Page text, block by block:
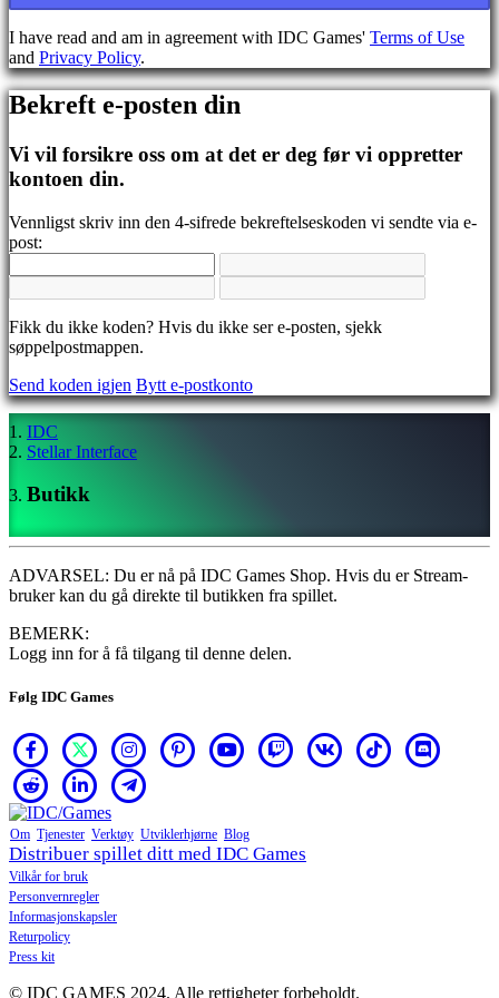
BS
CS
DA
DE
EL
EN
FI
FR
HR
JA
KO
PT
RO
SR
SV
TH
TR
VI
Spillet
Spillet
Spill
Arrangementer
spillet
Media
Guide
Forum
I have read and am in agreement with IDC Games' Terms of Use
and Privacy Policy.
Bekreft e-posten din
Vi vil forsikre oss om at det er deg før vi oppretter
kontoen din.
Vennligst skriv inn den 4-sifrede bekreftelseskoden vi sendte via e-
post:
Fikk du ikke koden? Hvis du ikke ser e-posten, sjekk
søppelpostmappen.
Send koden igjen Bytt e-postkonto
IDC
Stellar Interface
Butikk
ADVARSEL: Du er nå på IDC Games Shop. Hvis du er Stream-
bruker kan du gå direkte til butikken fra spillet.
BEMERK:
Logg inn for å få tilgang til denne delen.
Følg IDC Games
Om Tjenester Verktøy Utviklerhjørne Blog
Distribuer spillet ditt med IDC Games
Vilkår for bruk
Personvernregler
Informasjonskapsler
Returpolicy
Press kit
© IDC GAMES 2024. Alle rettigheter forbeholdt.